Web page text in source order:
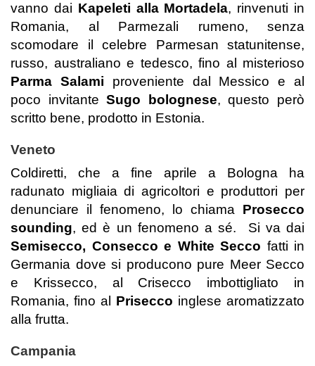
vanno dai Kapeleti alla Mortadela, rinvenuti in
Romania, al Parmezali rumeno, senza
scomodare il celebre Parmesan statunitense,
russo, australiano e tedesco, fino al misterioso
Parma Salami proveniente dal Messico e al
poco invitanteSugo bolognese, questo però
scritto bene, prodotto in Estonia.
Veneto
Coldiretti, che a fine aprile a Bologna ha
radunato migliaia di agricoltori e produttori per
denunciare il fenomeno, lo chiama Prosecco
sounding, ed è un fenomeno a sé. Si va dai
Semisecco, Consecco e White Secco fatti in
Germania dove si producono pure Meer Secco
e Krissecco, al Crisecco imbottigliato in
Romania, fino al Prisecco inglese aromatizzato
alla frutta.
Campania